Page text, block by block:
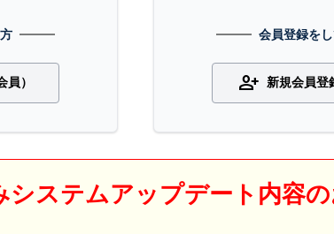
）
会員登録を
person_add 新規会員登
システムアップデート内容